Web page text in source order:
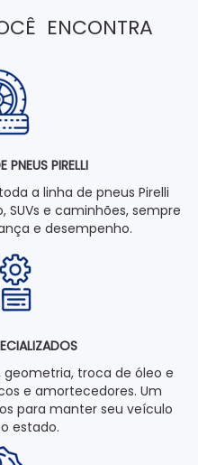
ENCONTRA
PNEUS PIRELLI
a linha de pneus Pirelli
SUVs e caminhões, sempre
e desempenho.
troca de óleo e
e amortecedores. Um
para manter seu veículo
estado.